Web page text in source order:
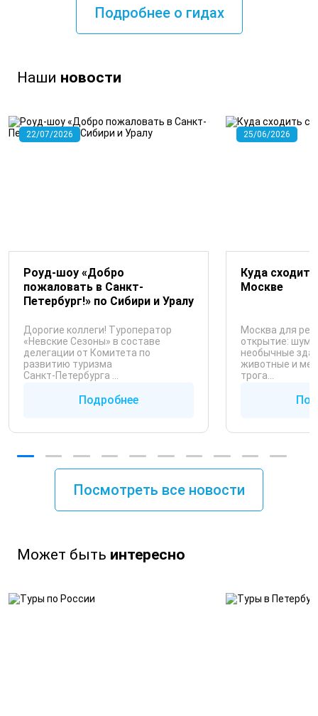
Подробнее о гидах
Наши новости
22/07/2026
Роуд-шоу «Добро
пожаловать в Санкт-
Петербург!» по Сибири и Уралу
Дорогие коллеги! Туроператор
«Невские Сезоны» в составе
делегации от Комитета по
развитию туризма
Санкт‑Петербурга ...
Подробнее
25/06/2026
Куда
Москве
Москва для
открытие: шум,
необычные
животные и
трога...
Посмотреть все новости
Может быть интересно